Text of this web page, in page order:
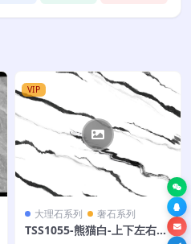
VIP
大理石系列 奢石系列
TSS1055-熊猫白-上下左右连